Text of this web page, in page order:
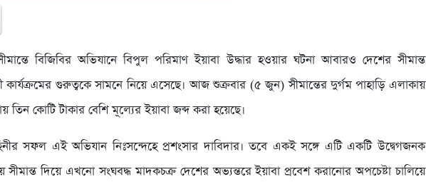
সীমান্তে বিজিবির অভিযানে বিপুল পরিমাণ ইয়াবা উদ্ধার হওয়ার ঘটনা আবারও দেশের সীমান্ত
কার্যক্রমের গুরুত্বকে সামনে নিয়ে এসেছে। আজ শুক্রবার (৫ জুন) সীমান্তের দুর্গম পাহাড়ি এলাকায়
তিন কোটি টাকার বেশি মূল্যের ইয়াবা জব্দ করা হয়েছে।
সফল এই অভিযান নিঃসন্দেহে প্রশংসার দাবিদার। তবে একই সঙ্গে এটি একটি উদ্বেগজনক
সীমান্ত দিয়ে এখনো সংঘবদ্ধ মাদকচক্র দেশের অভ্যন্তরে ইয়াবা প্রবেশ করানোর অপচেষ্টা চালিয়ে